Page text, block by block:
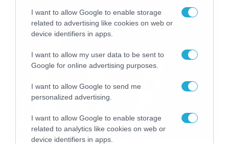
I want to allow Google to enable storage
related to advertising like cookies on web or
device identifiers in apps.
I want to allow my user data to be sent to
Google for online advertising purposes.
I want to allow Google to send me
personalized advertising.
I want to allow Google to enable storage
related to analytics like cookies on web or
device identifiers in apps.
ανταγωνιστικό πρόσωπο στην Ευρώπη και το
Champions League του. Πριν από λίγες μέρες οι Άγγλοι